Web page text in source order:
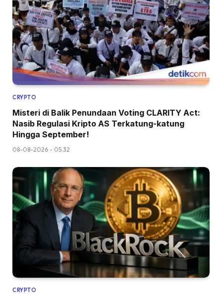
CRYPTO
Misteri di Balik Penundaan Voting CLARITY Act:
Nasib Regulasi Kripto AS Terkatung-katung
Hingga September!
08-08-2026 - 05.32
CRYPTO